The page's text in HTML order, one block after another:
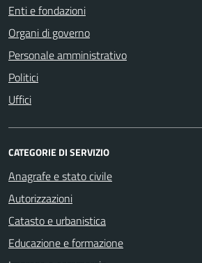
Enti e fondazioni
Organi di governo
Personale amministrativo
Politici
Uffici
CATEGORIE DI SERVIZIO
Anagrafe e stato civile
Autorizzazioni
Catasto e urbanistica
Educazione e formazione